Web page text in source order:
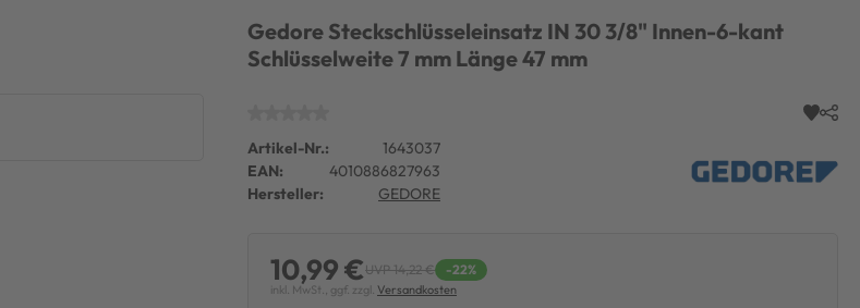
Gedore Steckschlüsseleinsatz IN 30 3/8" Innen-6-kant
Schlüsselweite 7 mm Länge 47 mm
Artikel-Nr.:
1643037
EAN:
4010886827963
Hersteller:
GEDORE
10,99 €UVP 14,22 € -22%
inkl. MwSt., ggf. zzgl. Versandkosten